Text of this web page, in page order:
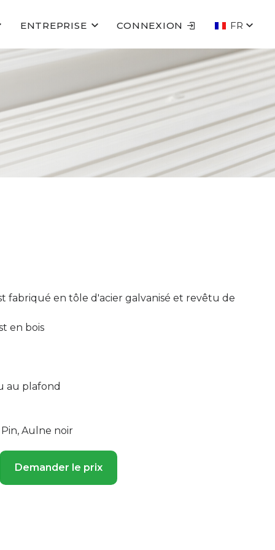
ENTREPRISE CONNEXION FR
fabriqué en tôle d'acier galvanisé et revêtu de
en bois
au plafond
Pin, Aulne noir
Demander le prix